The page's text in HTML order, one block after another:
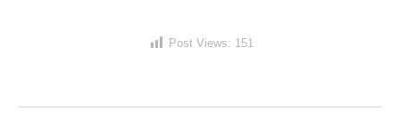
Post Views: 151